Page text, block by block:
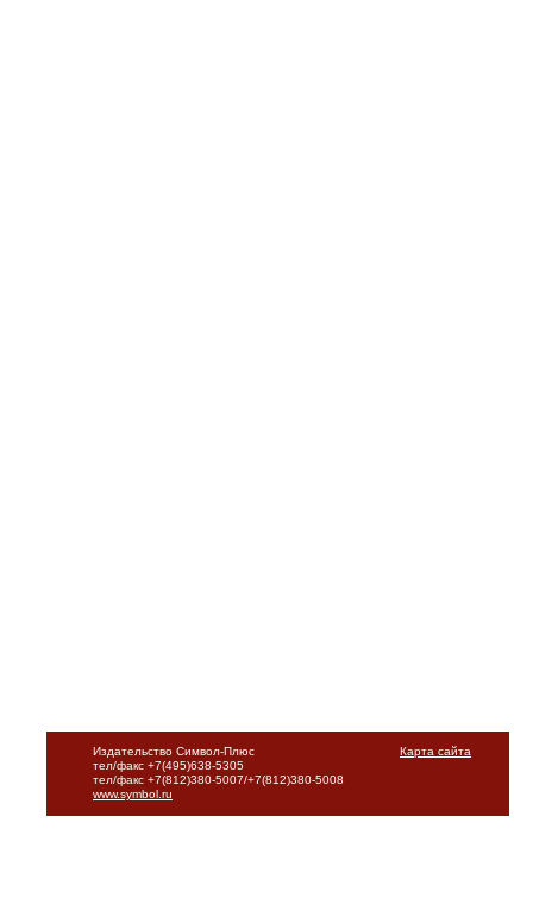
Карта сайта
Издательство Символ-Плюс
тел/факс +7(495)638-5305
тел/факс +7(812)380-5007/+7(812)380-5008
www.symbol.ru